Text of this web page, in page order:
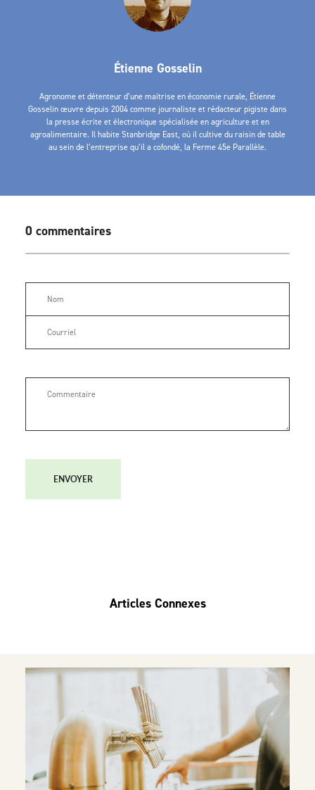
Étienne Gosselin
Agronome et détenteur d’une maîtrise en économie rurale, Étienne
Gosselin œuvre depuis 2004 comme journaliste et rédacteur pigiste dans
la presse écrite et électronique spécialisée en agriculture et en
agroalimentaire. Il habite Stanbridge East, où il cultive du raisin de table
au sein de l’entreprise qu’il a cofondé, la Ferme 45e Parallèle.
0 commentaires
ENVOYER
Articles Connexes